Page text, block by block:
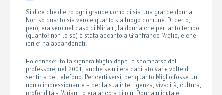
Si dice che dietro ogni grande uomo ci sia una grande donna.
Non so quanto sia vero e quanto sia luogo comune. Di certo,
però, era vero nel caso di Miriam, la donna che per tanto tempo
(quanto? non lo so) è stata accanto a Gianfranco Miglio, e che
ieri ci ha abbandonati.
Ho conosciuto la signora Miglio dopo la scomparsa del
professore, nel 2001, anche se mi era capitato varie volte di
sentirla per telefono. Per certi versi, per quanto Miglio fosse un
uomo impressionante – per la sua intelligenza, vivacità, cultura,
profondità – Miriam lo era ancora di più. Donna minuta e